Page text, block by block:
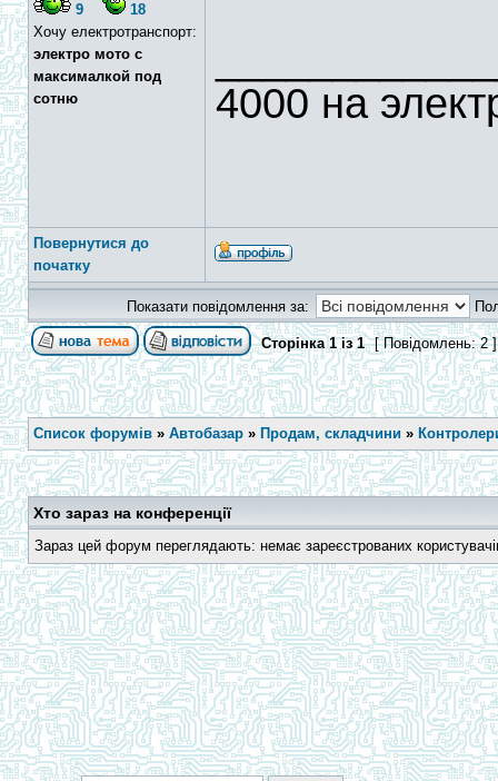
9
18
Хочу електротранспорт:
электро мото с
максималкой под
сотню
4000 на
Повернутися до
початку
Показати повідомлення за:
Сторінка 1із1 [ Повідомлень: 2
Список форумів » Автобазар » Продам, складчини »
Хто зараз на конференції
Зараз цей форум переглядають: немає зареєстрованих